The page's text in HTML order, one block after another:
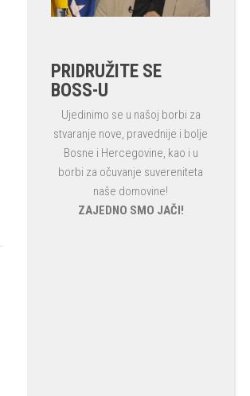
PRIDRUŽITE SE
BOSS-U
Ujedinimo se u našoj borbi za
stvaranje nove, pravednije i bolje
Bosne i Hercegovine, kao i u
borbi za očuvanje suvereniteta
naše domovine!
ZAJEDNO SMO JAČI!